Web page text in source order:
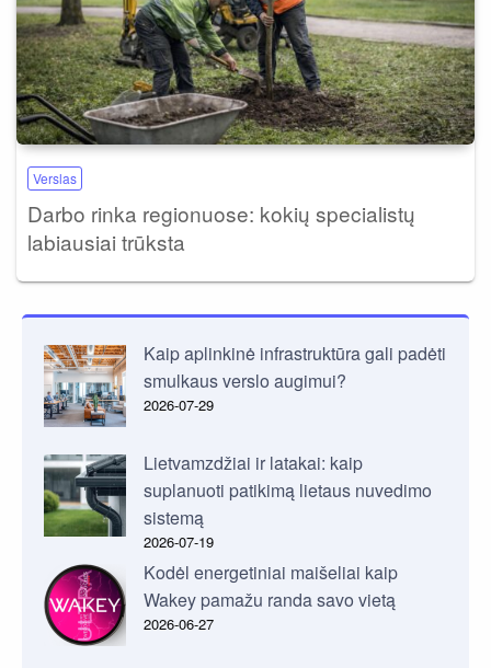
Verslas
Darbo rinka regionuose: kokių specialistų
labiausiai trūksta
Kaip aplinkinė infrastruktūra gali padėti
smulkaus verslo augimui?
2026-07-29
Lietvamzdžiai ir latakai: kaip
suplanuoti patikimą lietaus nuvedimo
sistemą
2026-07-19
Kodėl energetiniai maišeliai kaip
Wakey pamažu randa savo vietą
2026-06-27